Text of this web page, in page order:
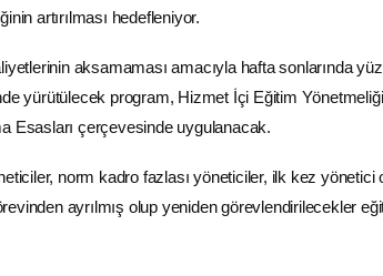
artırılması hedefleniyor.
aksamaması amacıyla hafta sonlarında
yürütülecek program, Hizmet İçi Eğitim
Esasları çerçevesinde uygulanacak.
norm kadro fazlası yöneticiler, ilk kez yönetici
ayrılmış olup yeniden görevlendirilecekler